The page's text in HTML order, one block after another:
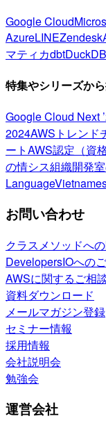
Google Cloud
AzureLINEZendesk
マティカdbtDuckDB
特集やシリーズか
Google Cloud Next
2024AWSトレンド
ートAWS認定（資格
の情シス組織開発
Language
お問い合わせ
クラスメソッドへ
DevelopersIOへの
AWSに関するご相
資料ダウンロード
メールマガジン登録
セミナー情報
採用情報
会社説明会
勉強会
運営会社